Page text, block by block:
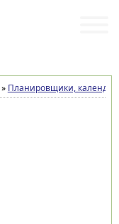
» Планировщики,